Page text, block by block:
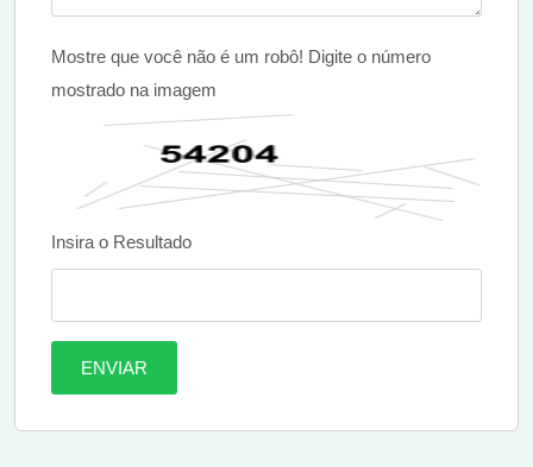
Mostre que você não é um robô! Digite o número
mostrado na imagem
Insira o Resultado
ENVIAR